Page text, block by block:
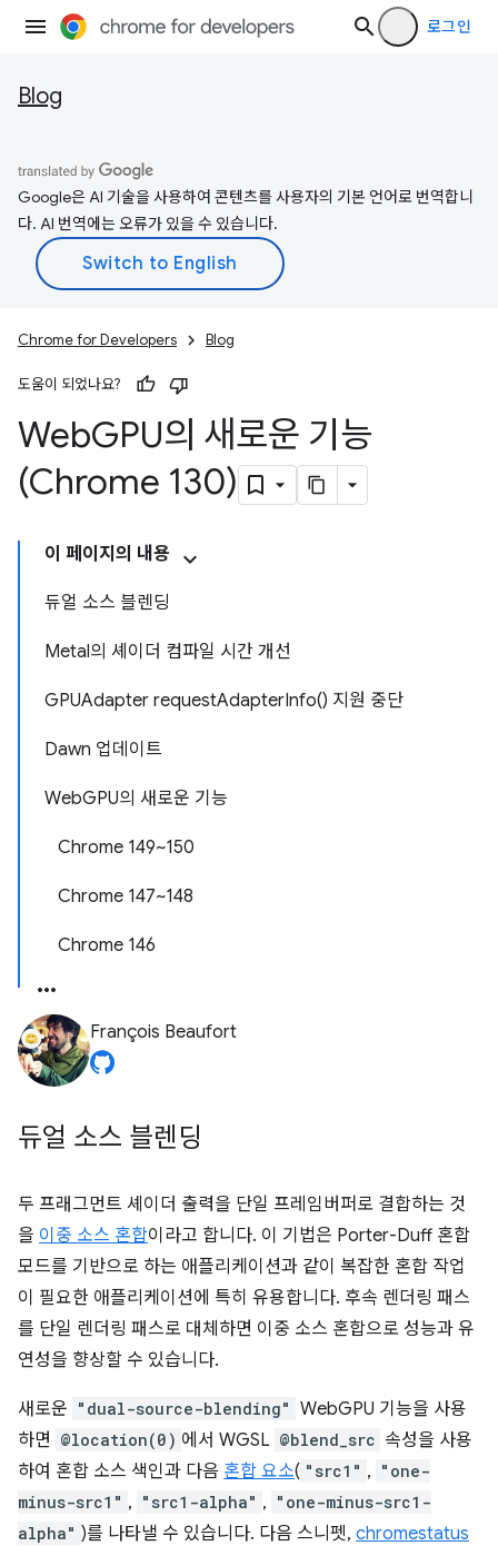
로그인
Blog
Google은 AI 기술을 사용하여 콘텐츠를 사용자의 기본 언어로 번역합니
다. AI 번역에는 오류가 있을 수 있습니다.
Chrome for Developers Blog
도움이 되었나요?
WebGPU의 새로운 기능
(Chrome 130)
이 페이지의 내용
듀얼 소스 블렌딩
Metal의 셰이더 컴파일 시간 개선
GPUAdapter requestAdapterInfo() 지원 중단
Dawn 업데이트
WebGPU의 새로운 기능
Chrome 149~150
Chrome 147~148
Chrome 146
François Beaufort
듀얼 소스 블렌딩
두 프래그먼트 셰이더 출력을 단일 프레임버퍼로 결합하는 것
을 이중 소스 혼합이라고 합니다. 이 기법은 Porter-Duff 혼합
모드를 기반으로 하는 애플리케이션과 같이 복잡한 혼합 작업
이 필요한 애플리케이션에 특히 유용합니다. 후속 렌더링 패스
를 단일 렌더링 패스로 대체하면 이중 소스 혼합으로 성능과 유
연성을 향상할 수 있습니다.
새로운 "dual-source-blending" WebGPU 기능을 사용
하면 @location(0) 에서 WGSL @blend_src 속성을 사용
하여 혼합 소스 색인과 다음 혼합 요소( "src1" , "one-
minus-src1" , "src1-alpha" , "one-minus-src1-
alpha" )를 나타낼 수 있습니다. 다음 스니펫, chromestatus